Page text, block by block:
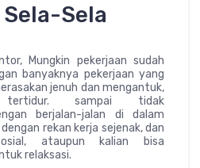
Sela
Mungkin pekerjaan sudah
banyaknya pekerjaan yang
jenuh dan mengantuk,
sampai tidak
berjalan-jalan di dalam
rekan kerja sejenak, dan
ataupun kalian bisa
relaksasi.